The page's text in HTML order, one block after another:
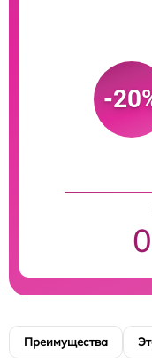
-
Преимущества